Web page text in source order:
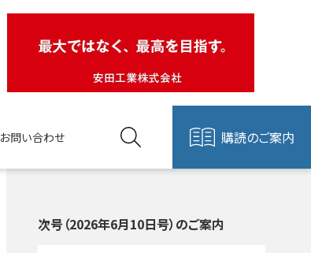
お問い合わせ 購読のご案内
次号（2026年6月10日号）のご案内